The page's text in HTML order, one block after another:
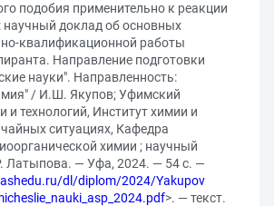
подобия применительно к реакции
научный доклад об основных
квалификационной работы
Направление подготовки
науки". Направленность:
/ И.Ш. Якупов; Уфимский
и технологий, Институт химии и
ситуациях, Кафедра
химии ; научный
Латыпова. — Уфа, 2024. — 54 с. —
dl/diplom/2024/Yakupov
>. — текст.